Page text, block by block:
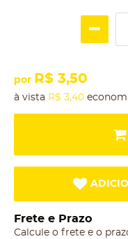
por R$ 3,50
à vista R$ 3,40
Frete e Prazo
Calcule o frete e o